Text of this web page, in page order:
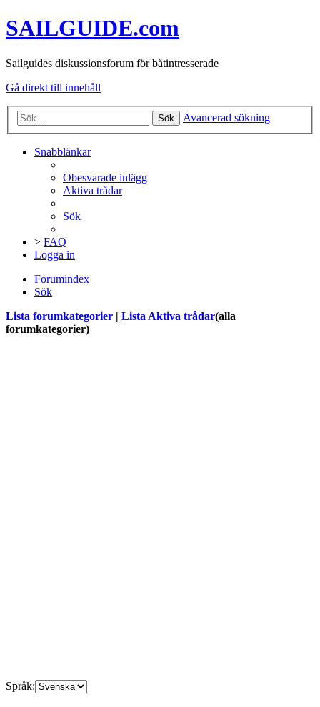
SAILGUIDE.com
Sailguides diskussionsforum för båtintresserade
Gå direkt till innehåll
Sök Avancerad sökning
Snabblänkar
Obesvarade inlägg
Aktiva trådar
Sök
> FAQ
Logga in
Forumindex
Sök
Lista forumkategorier
Lista Aktiva trådar(alla
forumkategorier)
Språk: